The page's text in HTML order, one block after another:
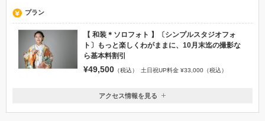
プラン
【 和装＊ソロフォト 】〔シンプルスタジオフォ
ト〕もっと楽しくわがままに、10月末迄の撮影な
ら基本料割引
¥49,500 （税込） 土日祝UP料金 ¥33,000（税込）
大阪府大阪市北区梅田2-2-22ハービスPLAZA ENT4F
アクセス情報を見る